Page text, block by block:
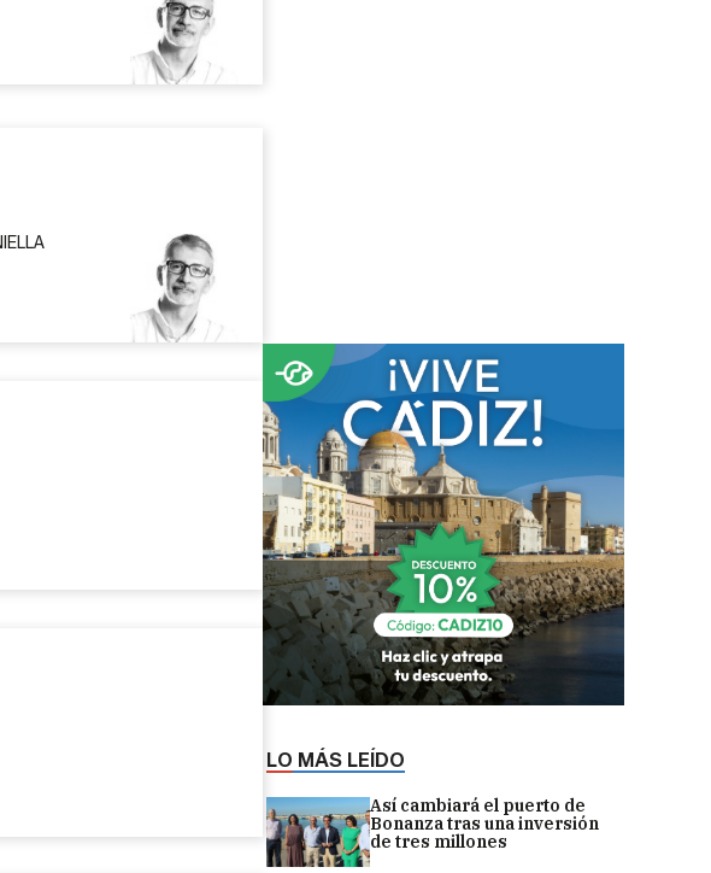
LO MÁS LEÍDO
Así cambiará el puerto de
Bonanza tras una inversión
de tres millones